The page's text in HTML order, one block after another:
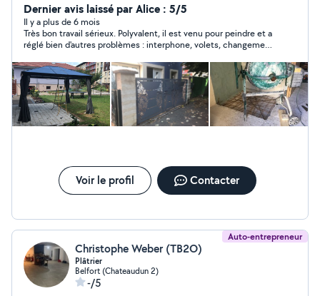
Dernier avis laissé par Alice : 5/5
Il y a plus de 6 mois
Très bon travail sérieux. Polyvalent, il est venu pour peindre et a
réglé bien d'autres problèmes : interphone, volets, changement
Voir le profil Contacter
Auto-entrepreneur
Christophe Weber (TB2O)
Plâtrier
Belfort (Chateaudun 2)
-/5